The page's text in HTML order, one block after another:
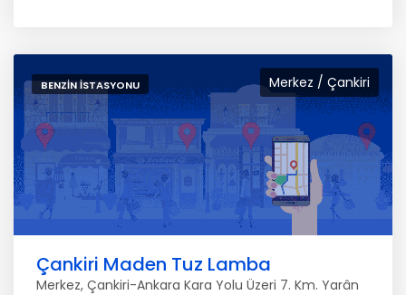
Merkez / Çankiri
BENZIN İSTASYONU
Çankiri Maden Tuz Lamba
Merkez, Çankiri-Ankara Kara Yolu Üzeri 7. Km. Yarân